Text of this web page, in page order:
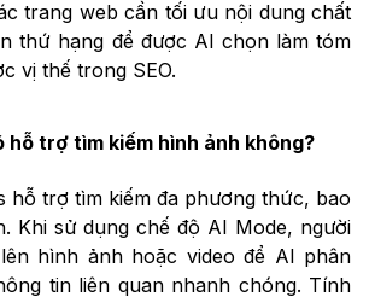
trang web cần tối ưu nội dung chất
thứ hạng để được AI chọn làm tóm
vị thế trong SEO.
hỗ trợ tìm kiếm hình ảnh không?
hỗ trợ tìm kiếm đa phương thức, bao
Khi sử dụng chế độ AI Mode, người
hình ảnh hoặc video để AI phân
tin liên quan nhanh chóng. Tính